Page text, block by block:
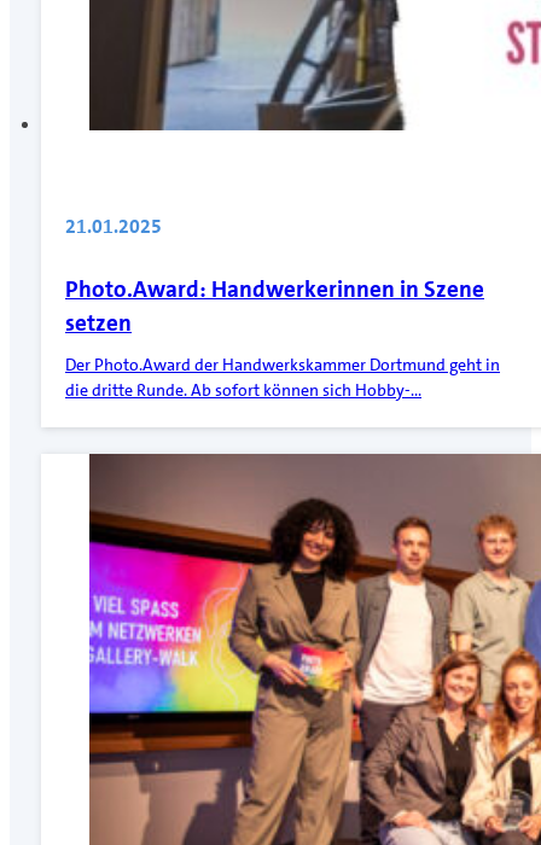
21.01.2025
Photo.Award: Handwerkerinnen in Szene
setzen
Der Photo.Award der Handwerkskammer Dortmund geht in
die dritte Runde. Ab sofort können sich Hobby-…